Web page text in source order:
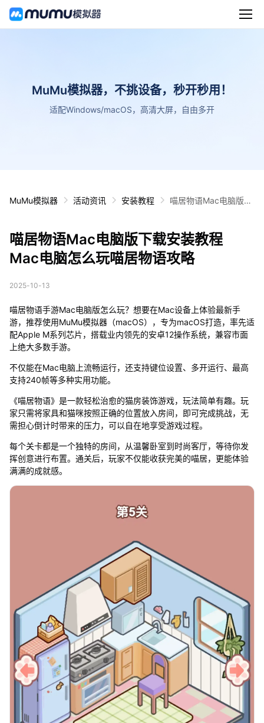
MuMu模拟器，不挑设备，秒开秒用！
适配Windows/macOS，高清大屏，自由多开
MuMu模拟器 活动资讯 安装教程
喵居物语Mac电脑版下
喵居物语Mac电脑版下载安装教程
Mac电脑怎么玩喵居物语攻略
2025-10-13
喵居物语手游Mac电脑版怎么玩？想要在Mac设备上体验最新手
游，推荐使用MuMu模拟器（macOS），专为macOS打造，率先适
配Apple M系列芯片，搭载业内领先的安卓12操作系统，兼容市面
上绝大多数手游。
不仅能在Mac电脑上流畅运行，还支持键位设置、多开运行、最高
支持240帧等多种实用功能。
《喵居物语》是一款轻松治愈的猫房装饰游戏，玩法简单有趣。玩
家只需将家具和猫咪按照正确的位置放入房间，即可完成挑战，无
需担心倒计时带来的压力，可以自在地享受游戏过程。
每个关卡都是一个独特的房间，从温馨卧室到时尚客厅，等待你发
挥创意进行布置。通关后，玩家不仅能收获完美的喵居，更能体验
满满的成就感。